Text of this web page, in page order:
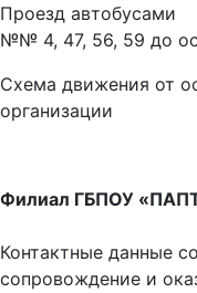
Проезд автобусами
№№ 4, 47, 56, 59 до
Схема движения от
организации
Филиал ГБПОУ
Контактные данные
сопровождение и